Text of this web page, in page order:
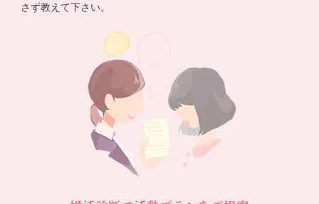
さず教えて下さい。